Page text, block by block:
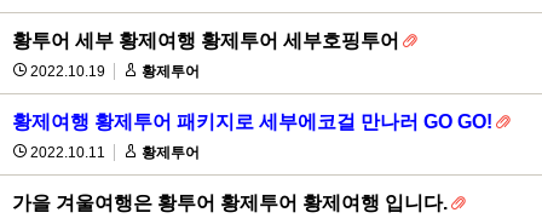
황투어 세부 황제여행 황제투어 세부호핑투어
2022.10.19 황제투어
황제여행 황제투어 패키지로 세부에코걸 만나러 GO GO!
2022.10.11 황제투어
가을 겨울여행은 황투어 황제투어 황제여행 입니다.